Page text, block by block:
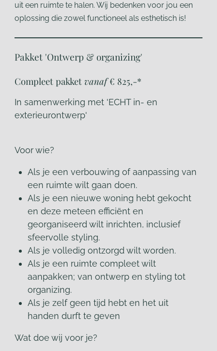
uit een ruimte te halen. Wij bedenken voor jou een
oplossing die zowelfunctioneel als esthetisch is!
Pakket 'Ontwerp & organizing'
Compleet pakket vanaf € 825,-*
In samenwerking met 'ECHT in- en
exterieurontwerp'
Voor wie?
Als je een verbouwing of aanpassing van
een ruimte wilt gaan doen.
Als je een nieuwe woning hebt gekocht
en deze meteen efficiënt en
georganiseerd wilt inrichten, inclusief
sfeervolle styling.
Als je volledig ontzorgd wilt worden.
Als je een ruimte compleet wilt
aanpakken; van ontwerp en styling tot
organizing.
Als je zelf geen tijd hebt en het uit
handen durft te geven
Wat doe wij voor je?